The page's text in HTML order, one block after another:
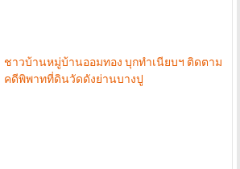
ชาวบ้านหมู่บ้านออมทอง บุกทำเนียบฯ ติดตาม
คดีพิพาทที่ดินวัดดังย่านบางปู